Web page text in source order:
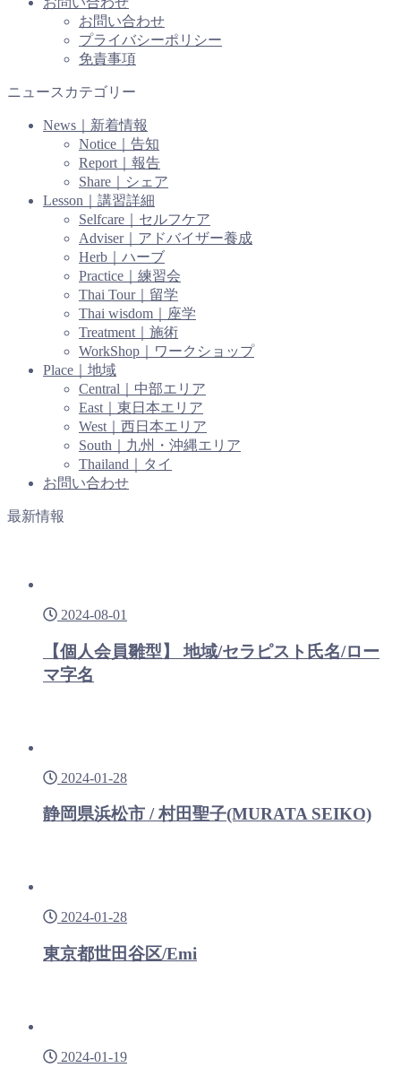
お問い合わせ
プライバシーポリシー
免責事項
ニュースカテゴリー
News｜新着情報
Notice｜告知
Report｜報告
Share｜シェア
Lesson｜講習詳細
Selfcare｜セルフケア
Adviser｜アドバイザー養成
Herb｜ハーブ
Practice｜練習会
Thai Tour｜留学
Thai wisdom｜座学
Treatment｜施術
WorkShop｜ワークショップ
Place｜地域
Central｜中部エリア
East｜東日本エリア
West｜西日本エリア
South｜九州・沖縄エリア
Thailand｜タイ
お問い合わせ
最新情報
2024-08-01
【個人会員雛型】 地域/セラピスト氏名/ロー
マ字名
2024-01-28
静岡県浜松市 / 村田聖子(MURATA SEIKO)
2024-01-28
東京都世田谷区/Emi
2024-01-19